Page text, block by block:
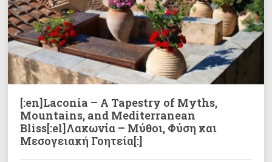
[:en]Laconia – A Tapestry of Myths,
Mountains, and Mediterranean
Bliss[:el]Λακωνία – Μύθοι, Φύση και
Μεσογειακή Γοητεία[:]